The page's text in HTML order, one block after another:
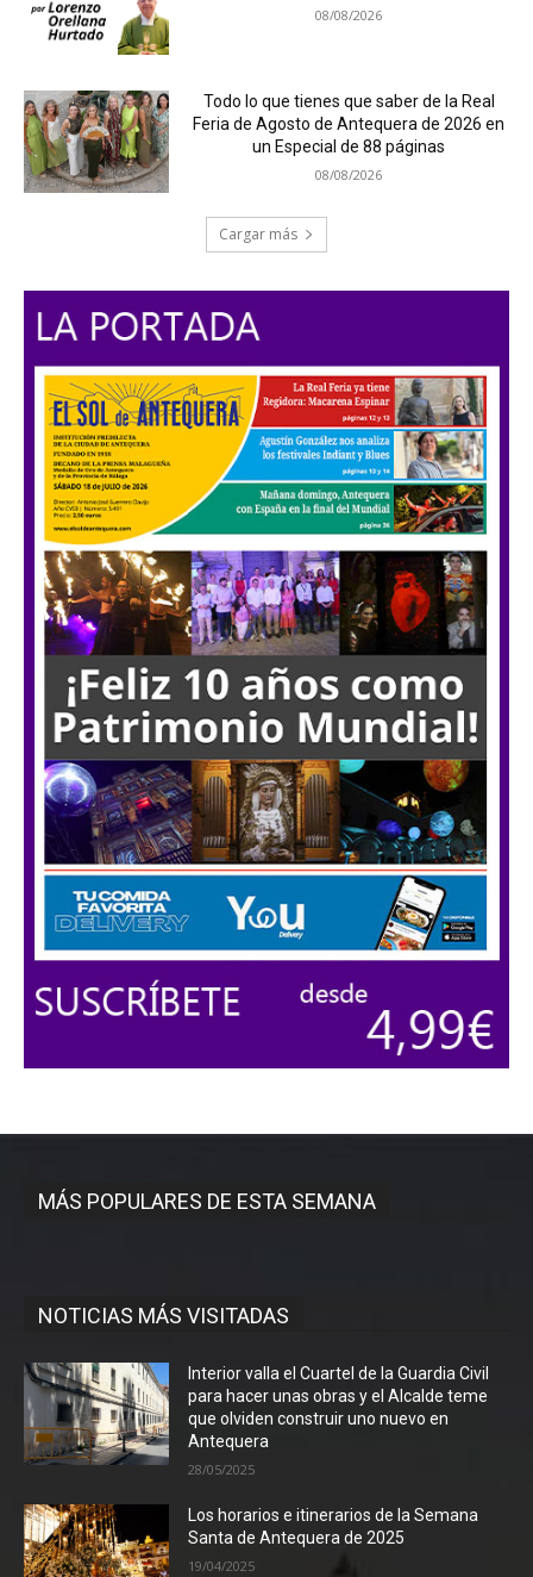
08/08/2026
Todo lo que tienes que saber de la Real
Feria de Agosto de Antequera de 2026 en
un Especial de 88 páginas
08/08/2026
Cargar más
MÁS POPULARES DE ESTA SEMANA
NOTICIAS MÁS VISITADAS
Interior valla el Cuartel de la Guardia Civil
para hacer unas obras y el Alcalde teme
que olviden construir uno nuevo en
Antequera
28/05/2025
Los horarios e itinerarios de la Semana
Santa de Antequera de 2025
19/04/2025